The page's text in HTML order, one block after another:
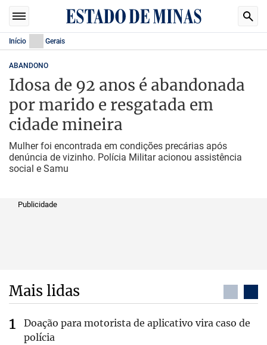
Início Gerais
ABANDONO
Idosa de 92 anos é abandonada
por marido e resgatada em
cidade mineira
Mulher foi encontrada em condições precárias após
denúncia de vizinho. Polícia Militar acionou assistência
social e Samu
Publicidade
Mais lidas
Doação para motorista de aplicativo vira caso de
polícia